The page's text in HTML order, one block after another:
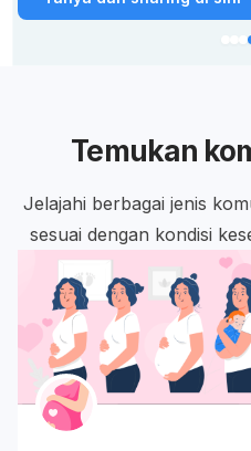
Temukan
Jelajahi berbagai jenis
sesuai dengan kondisi